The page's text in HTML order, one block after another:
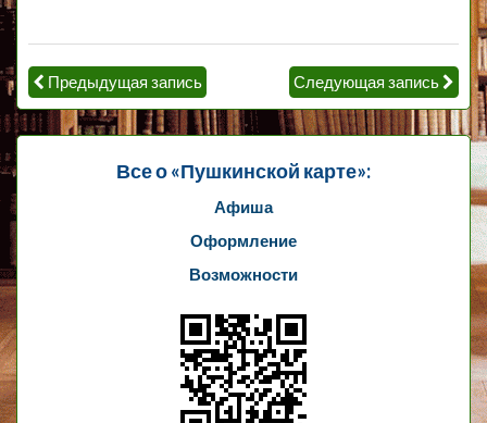
Предыдущая запись Следующая запись
Все о «Пушкинской карте»:
Афиша
Оформление
Возможности